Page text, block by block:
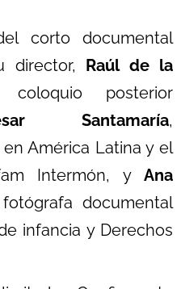
corto documental
director, Raúl de la
posterior
Santamaría,
América Latina y el
Intermón, y Ana
documental
infancia y Derechos